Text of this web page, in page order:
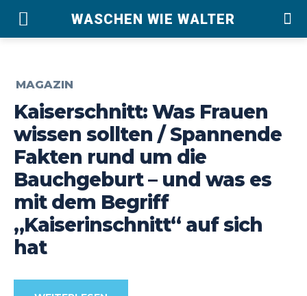
WASCHEN WIE WALTER
MAGAZIN
Kaiserschnitt: Was Frauen
wissen sollten / Spannende
Fakten rund um die
Bauchgeburt – und was es
mit dem Begriff
„Kaiserinschnitt“ auf sich
hat